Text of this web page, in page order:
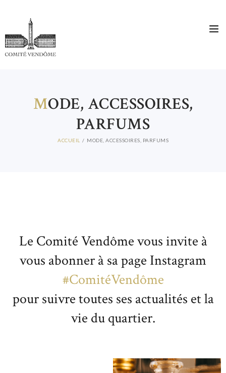
MODE, ACCESSOIRES,
PARFUMS
ACCUEIL MODE, ACCESSOIRES, PARFUMS
CONTACT
Le Comité Vendôme vous invite à
vous abonner à sa page Instagram
#ComitéVendôme
pour suivre toutes ses actualités et la
vie du quartier.